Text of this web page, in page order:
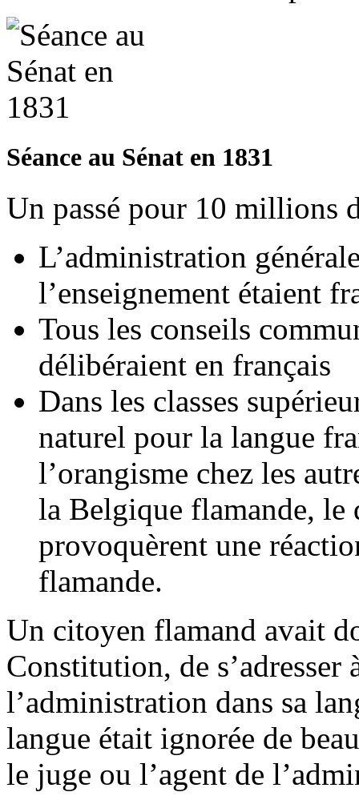
Séance au Sénat en 1831
Un passé pour 10 millions
L’administration
l’enseignement étaient
Tous les conseils
délibéraient en français
Dans les classes
naturel pour la langue
l’orangisme chez les
la Belgique flamande, le
provoquèrent une
flamande.
Un citoyen flamand avait
Constitution, de s’adresser
l’administration dans sa
langue était ignorée de
le juge ou l’agent de